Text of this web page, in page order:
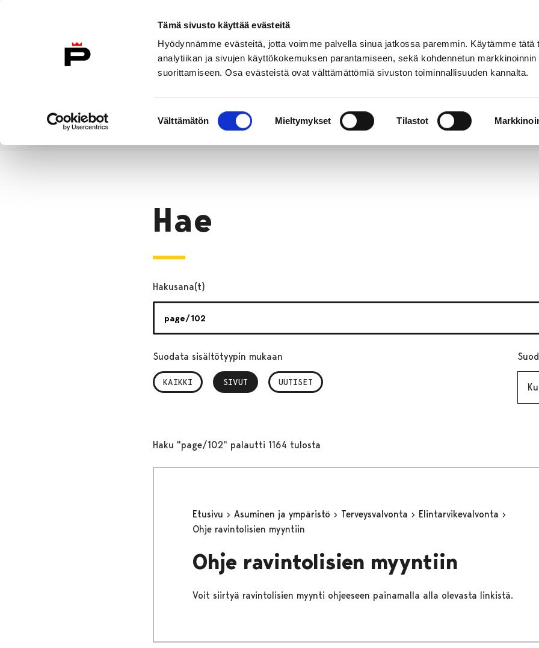
Tämä sivusto käyttää evästeitä
Hyödynnämme evästeitä, jotta voimme palvella sinua jatkossa paremmin. Käytämme tätä
analytiikan ja sivujen käyttökokemuksen parantamiseen, sekä kohdennetun markkinoinnin
suorittamiseen. Osa evästeistä ovat välttämättömiä sivuston toiminnallisuuden kannalta.
valinta
Välttämätön Mieltymykset Tilastot
Etusivulle
Etusivu
Hae
Hakusana(t)
Suodata sisältötyypin mukaan
KAIKKI SIVUT
, VALITTU UUTISET
Haku "page/102" palautti 1164 tulosta
Etusivu Asuminen ja ympäristö Terveysvalvonta
Elintarvikevalvonta
Ohje ravintolisien myyntiin
Ohje ravintolisien myyntiin
Voit siirtyä ravintolisien myynti ohjeeseen painamalla alla olevasta linkistä.